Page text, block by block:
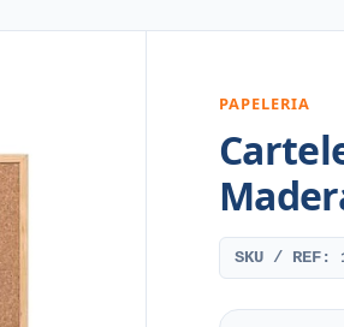
PAPELERIA
SKU / REF: